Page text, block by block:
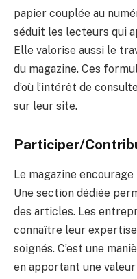
papier couplée au
séduit les lecteurs qui
Elle valorise aussi le
du magazine. Ces
d’où l’intérêt de
sur leur site.
Participer/
Le magazine
Une section dédiée
des articles. Les
connaître leur
soignés. C’est une
en apportant une